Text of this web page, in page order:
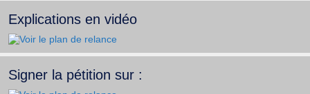
Explications en vidéo
Signer la pétition sur :